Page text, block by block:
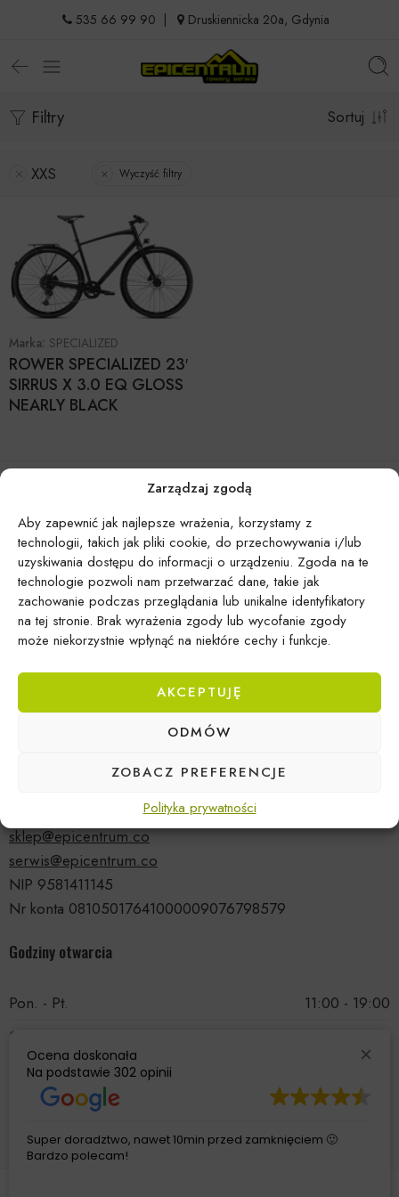
Zarządzaj zgodą
Aby zapewnić jak najlepsze wrażenia, korzystamy z
technologii, takich jak pliki cookie, do przechowywania i/lub
uzyskiwania dostępu do informacji o urządzeniu. Zgoda na te
technologie pozwoli nam przetwarzać dane, takie jak
zachowanie podczas przeglądania lub unikalne identyfikatory
na tej stronie. Brak wyrażenia zgody lub wycofanie zgody
może niekorzystnie wpłynąć na niektóre cechy i funkcje.
AKCEPTUJĘ
ODMÓW
ZOBACZ PREFERENCJE
Polityka prywatności
535 66 99 90 Druskiennicka 20a, Gdynia
Filtry Sortuj
XXS Wyczyść filtry
Marka: SPECIALIZED
ROWER SPECIALIZED 23′
SIRRUS X 3.0 EQ GLOSS
NEARLY BLACK
Epicentrum Gdynia Wielki Kack
ul. Druskiennicka 20a
sklep@epicentrum.co
serwis@epicentrum.co
NIP 9581411145
Nr konta 08105017641000009076798579
Godziny otwarcia
Pon. - Pt.
11:00 - 19:00
Sobota
Niedziela
Ocena doskonała
Na podstawie 302 opinii
Super doradztwo, nawet 10min przed zamknięciem 🙂
Bardzo polecam!